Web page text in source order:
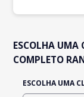
ESCOLHA UMA
COMPLETO
ESCOLHA UMA